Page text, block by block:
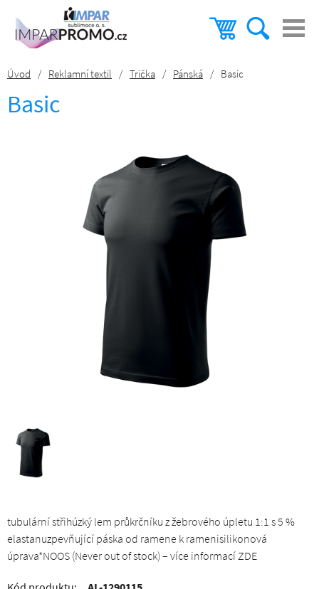
Úvod / Reklamní textil / Trička / Pánská / Basic
Basic
tubulární střihúzký lem průkrčníku z žebrového úpletu 1:1 s 5 %
elastanuzpevňující páska od ramene k ramenisilikonová
úprava*NOOS (Never out of stock) – více informací ZDE